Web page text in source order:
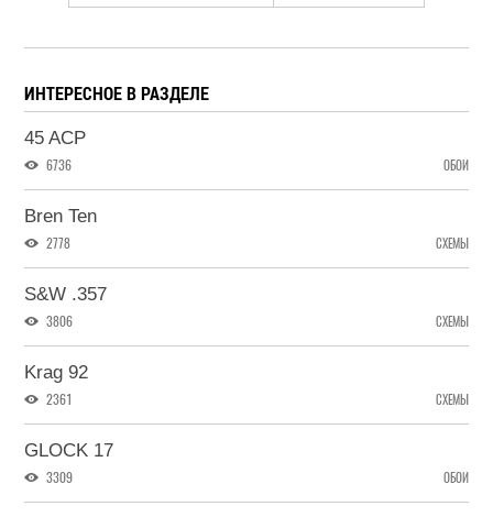
ИНТЕРЕСНОЕ В РАЗДЕЛЕ
45 ACP
6736 ОБОИ
Bren Ten
2778 СХЕМЫ
S&W .357
3806 СХЕМЫ
Krag 92
2361 СХЕМЫ
GLOCK 17
3309 ОБОИ